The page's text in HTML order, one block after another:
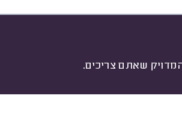
שאתם צריכים.